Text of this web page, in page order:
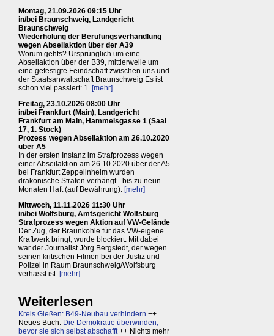
Montag, 21.09.2026 09:15 Uhr
in/bei Braunschweig, Landgericht
Braunschweig
Wiederholung der Berufungsverhandlung
wegen Abseilaktion über der A39
Worum gehts? Ursprünglich um eine
Abseilaktion über der B39, mittlerweile um
eine gefestigte Feindschaft zwischen uns und
der Staatsanwaltschaft Braunschweig Es ist
schon viel passiert: 1. [mehr]
Freitag, 23.10.2026 08:00 Uhr
in/bei Frankfurt (Main), Landgericht
Frankfurt am Main, Hammelsgasse 1 (Saal
17, 1. Stock)
Prozess wegen Abseilaktion am 26.10.2020
über A5
In der ersten Instanz im Strafprozess wegen
einer Abseilaktion am 26.10.2020 über der A5
bei Frankfurt Zeppelinheim wurden
drakonische Strafen verhängt - bis zu neun
Monaten Haft (auf Bewährung). [mehr]
Mittwoch, 11.11.2026 11:30 Uhr
in/bei Wolfsburg, Amtsgericht Wolfsburg
Strafprozess wegen Aktion auf VW-Gelände
Der Zug, der Braunkohle für das VW-eigene
Kraftwerk bringt, wurde blockiert. Mit dabei
war der Journalist Jörg Bergstedt, der wegen
seinen kritischen Filmen bei der Justiz und
Polizei in Raum Braunschweig/Wolfsburg
verhasst ist. [mehr]
Weiterlesen
Kreis Gießen: B49-Neubau verhindern ++
Neues Buch: Die Demokratie überwinden,
bevor sie sich selbst abschafft++ Nichts mehr